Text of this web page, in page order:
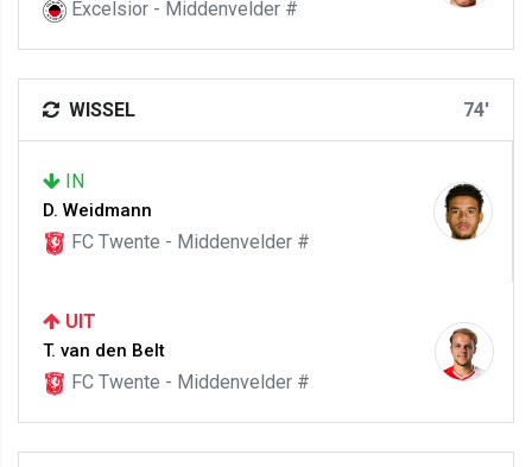
Excelsior - Middenvelder #
WISSEL 74'
IN
D. Weidmann
FC Twente - Middenvelder #
UIT
T. van den Belt
FC Twente - Middenvelder #